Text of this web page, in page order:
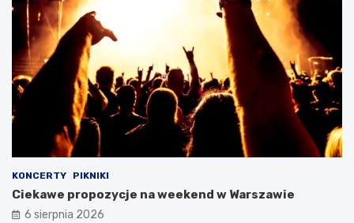
KONCERTY PIKNIKI
Ciekawe propozycje na weekend w Warszawie
6 sierpnia 2026